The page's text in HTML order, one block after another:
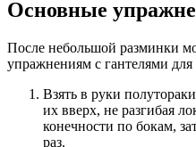
Основные
После небольшой разминки
упражнениям с гантелями
Взять в руки
их вверх, не разгибая
конечности по бокам,
раз.